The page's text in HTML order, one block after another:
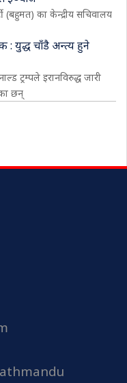
(बहुमत) का केन्द्रीय सचिवालय
: युद्ध चाँडै अन्त्य हुने
ट्रम्पले इरानविरुद्ध जारी
छन्